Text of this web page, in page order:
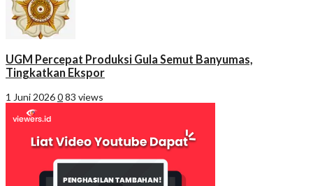
UGM Percepat Produksi Gula Semut Banyumas,
Tingkatkan Ekspor
1 Juni 2026083 views